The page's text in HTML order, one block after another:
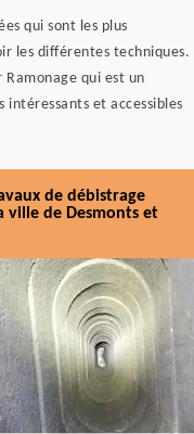
qui sont les plus
les différentes techniques.
qui est un
et accessibles
de débistrage
ville de Desmonts et